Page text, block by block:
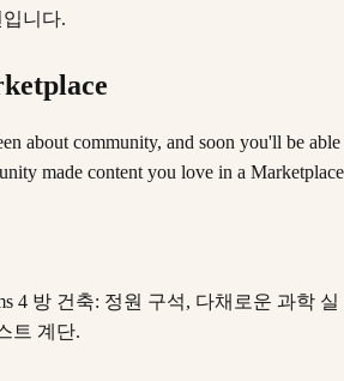
about community, and soon you'll be able
made content you love in a Marketplace